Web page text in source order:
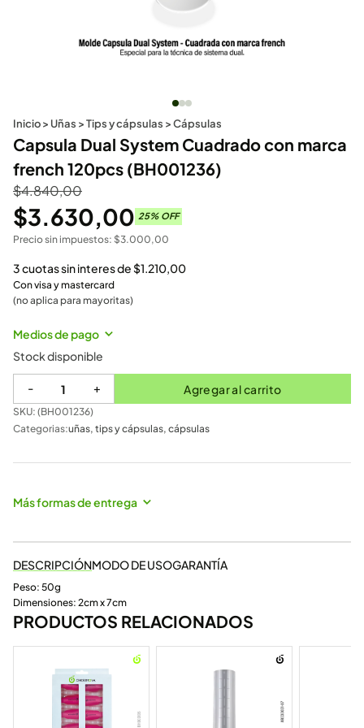
Inicio> Uñas >Tips y cápsulas >Cápsulas
Capsula Dual System Cuadrado con marca
french 120pcs (BH001236)
$4.840,00
$3.630,00 25% OFF
Precio sin impuestos: $3.000,00
3 cuotas sin interes de$1.210,00
Con visa y mastercard
(no aplica para mayoritas)
Medios de pago
Stock disponible
- + Agregar al carrito
SKU: (BH001236)
Categorias:uñas, tips y cápsulas, cápsulas
Más formas de entrega
DESCRIPCIÓNMODO DE USOGARANTÍA
Peso: 50g
Dimensiones: 2cm x 7cm
PRODUCTOS RELACIONADOS